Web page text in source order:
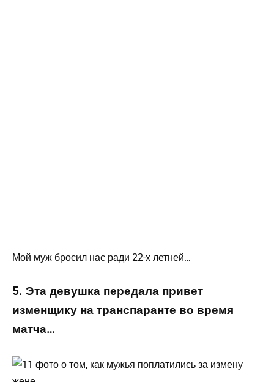
Мой муж бросил нас ради 22-х летней…
5. Эта девушка передала привет
изменщику на транспаранте во время
матча…